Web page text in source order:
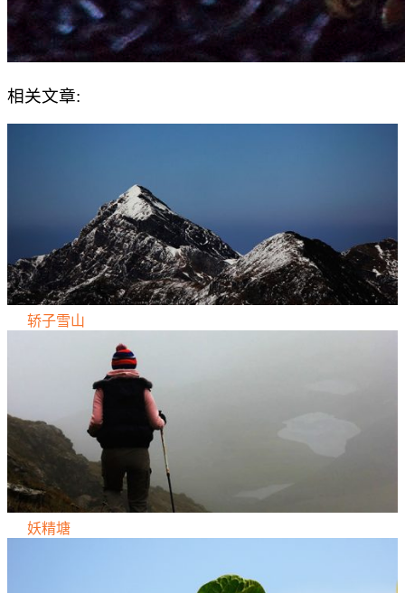
相关文章:
轿子雪山
妖精塘